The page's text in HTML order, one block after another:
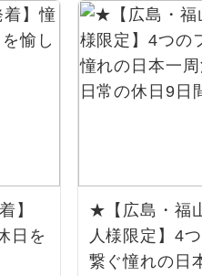
】
日を
★【広島・福
人様限定】4
繋ぐ憧れの日